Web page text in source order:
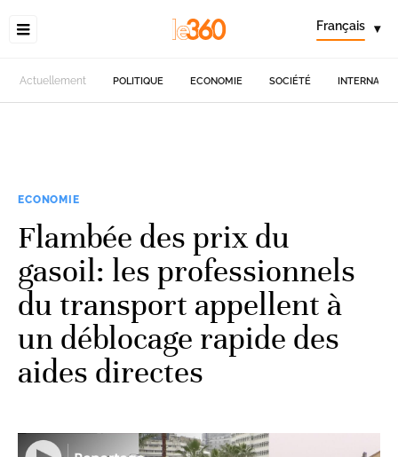
Français ▾
Actuellement POLITIQUE ECONOMIE SOCIÉTÉ
ECONOMIE
Flambée des prix du
gasoil: les professionnels
du transport appellent à
un déblocage rapide des
aides directes